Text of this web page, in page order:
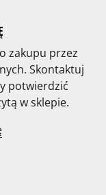
zakupu przez
Skontaktuj
potwierdzić
w sklepie.